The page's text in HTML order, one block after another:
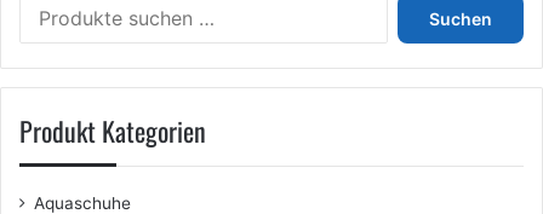
der
gewählt
nach:
Suchen
Produkt Kategorien
Aquaschuhe